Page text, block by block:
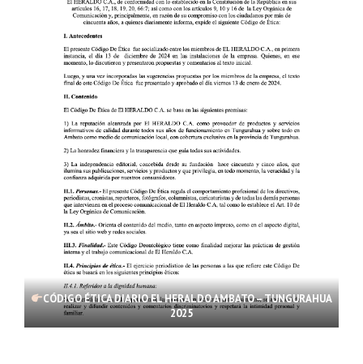
CÓDIGO ÉTICA DIARIO EL HERALDO AMBATO – TUNGURAHUA
2025